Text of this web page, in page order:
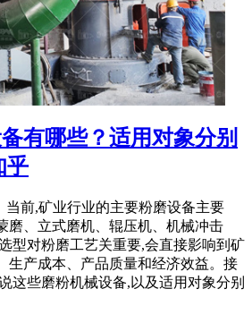
有哪些？适用对象分别
乎
当前,矿业行业的主要粉磨设备主要
磨、立式磨机、辊压机、机械冲击
型对粉磨工艺关重要,会直接影响到矿
生产成本、产品质量和经济效益。接
这些磨粉机械设备,以及适用对象分别